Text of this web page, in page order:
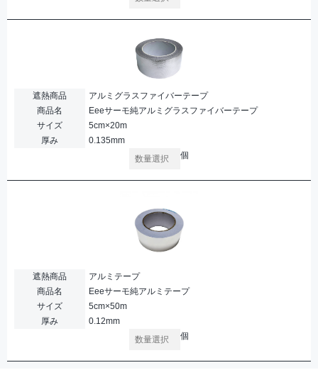
遮熱商品
アルミグラスファイバーテープ
商品名
Eeeサーモ純アルミグラスファイバーテープ
サイズ
5cm×20m
厚み
0.135mm
個
遮熱商品
アルミテープ
商品名
Eeeサーモ純アルミテープ
サイズ
5cm×50m
厚み
0.12mm
個